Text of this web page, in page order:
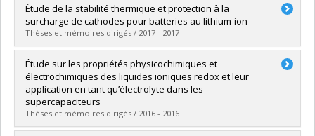
Graduate : Wang, Yanyu
Cycle :Master's
Grade :M. Sc.
Lien vers le document dans Papyrus
Étude de la stabilité thermique et protection à la
surcharge de cathodes pour batteries au lithium-ion
Thèses et mémoires dirigés / 2017 - 2017
Graduate :El Khakani, Soumia
Cycle :Doctoral
Grade :Ph. D.
Lien vers le document dans Papyrus
Étude sur les propriétés physicochimiques et
électrochimiques des liquides ioniques redox et leur
application en tant qu’électrolyte dans les
supercapaciteurs
Thèses et mémoires dirigés / 2016 - 2016